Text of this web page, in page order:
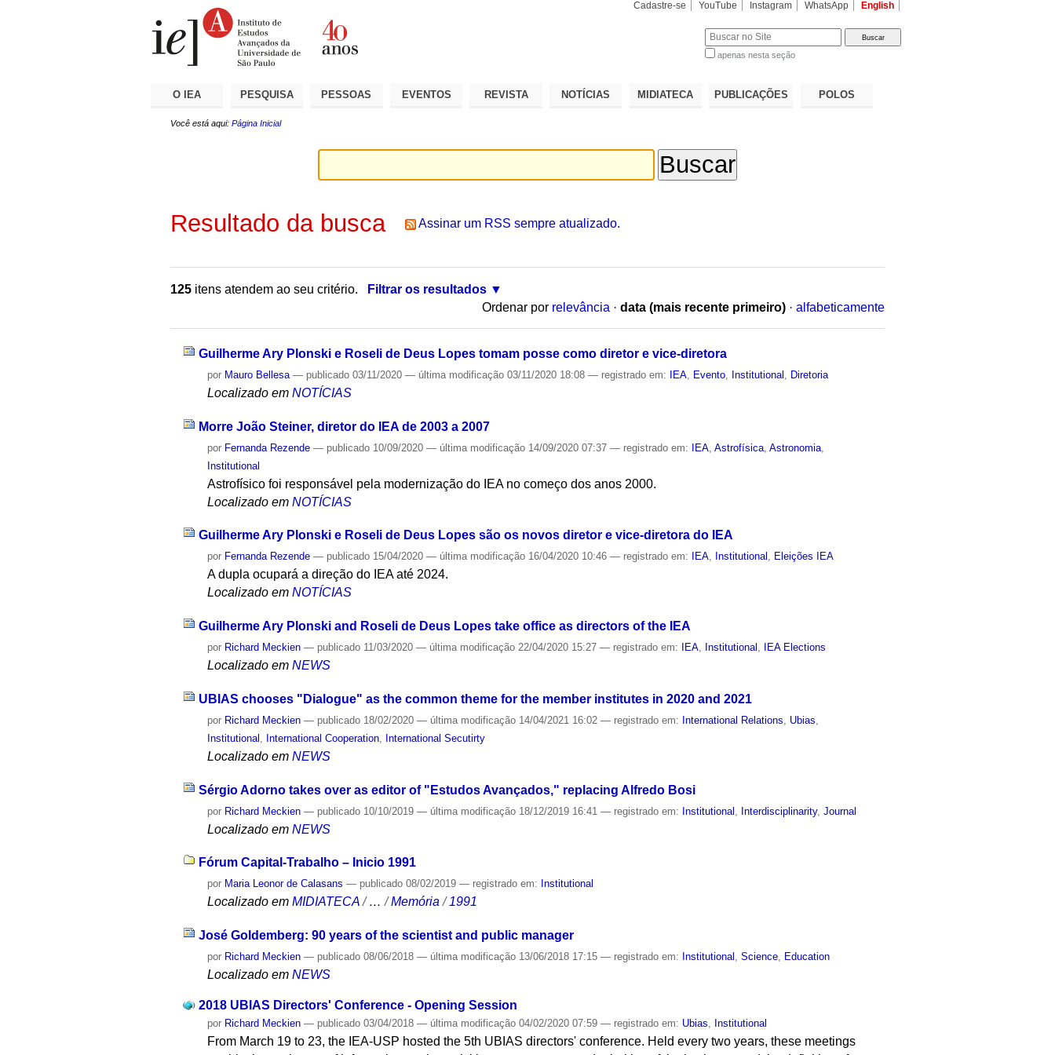
Cadastre-se YouTube Instagram WhatsApp English
apenas nesta seção
O IEA PESQUISA PESSOAS EVENTOS REVISTA NOTÍCIAS MIDIATECA PUBLICAÇÕES POLOS
Você está aqui: Página Inicial
Resultado da busca Assinar um RSS sempre atualizado.
125 itens atendem ao seu critério.
Filtrar os resultados
Ordenar por relevância · data (mais recente primeiro) · alfabeticamente
Guilherme Ary Plonski e Roseli de Deus Lopes tomam posse como diretor e vice-diretora
por Mauro Bellesa — publicado 03/11/2020— última modificação 03/11/2020 18:08— registrado em: IEA Evento Institutional Diretoria
Localizado em NOTÍCIAS
Morre João Steiner, diretor do IEA de 2003 a 2007
por Fernanda Rezende — publicado 10/09/2020— última modificação 14/09/2020 07:37— registrado em: IEA ,Astrofísica ,Astronomia
Institutional
Astrofísico foi responsável pela modernização do IEA no começo dos anos 2000.
Localizado em NOTÍCIAS
Guilherme Ary Plonski e Roseli de Deus Lopes são os novos diretor e vice-diretora do IEA
por Fernanda Rezende — publicado 15/04/2020— última modificação 16/04/2020 10:46— registrado em: IEA, Institutional , Eleições IEA
A dupla ocupará a direção do IEA até 2024.
Localizado em NOTÍCIAS
Guilherme Ary Plonski and Roseli de Deus Lopes take office as directors of the IEA
por Richard Meckien — publicado 11/03/2020— última modificação 22/04/2020 15:27— registrado em: IEA, Institutional , IEA Elections
Localizado em NEWS
UBIAS chooses "Dialogue" as the common theme for the member institutes in 2020 and 2021
por Richard Meckien — publicado 18/02/2020— última modificação 14/04/2021 16:02— registrado em: International Relations Ubias
Institutional
International Cooperation International Secutirty
Localizado em NEWS
Sérgio Adorno takes over as editor of "Estudos Avançados," replacing Alfredo Bosi
por Richard Meckien — publicado 10/10/2019— última modificação 18/12/2019 16:41— registrado em: Institutional Interdisciplinarity,Journal
Localizado em NEWS
Fórum Capital-Trabalho – Inicio 1991
por Maria Leonor de Calasans — publicado 08/02/2019— registrado em: Institutional
Localizado em MIDIATECA /…/Memória /1991
José Goldemberg: 90 years of the scientist and public manager
por Richard Meckien — publicado 08/06/2018— última modificação 13/06/2018 17:15— registrado em: Institutional ,Science Education
Localizado em NEWS
2018 UBIAS Directors' Conference - Opening Session
por Richard Meckien — publicado 03/04/2018— última modificação 04/02/2020 07:59— registrado em: Ubias Institutional
From March 19 to 23, the IEA-USP hosted the 5th UBIAS directors' conference. Held every two years, these meetings